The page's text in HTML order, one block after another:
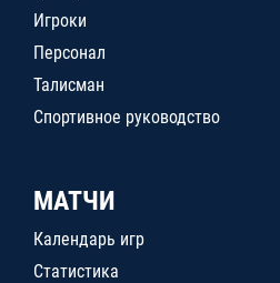
Игроки
Персонал
Талисман
Спортивное руководство
МАТЧИ
Календарь игр
Статистика